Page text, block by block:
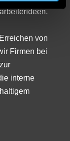
von
Firmen bei
interne